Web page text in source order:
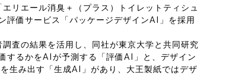
リエール消臭＋（プラス）トイレットティシュ
価サービス「パッケージデザインAI」を採用
査の結果を活用し、同社が東京大学と共同研究
するかをAIが予測する「評価AI」と、デザイン
生み出す「生成AI」があり、大王製紙ではデザ